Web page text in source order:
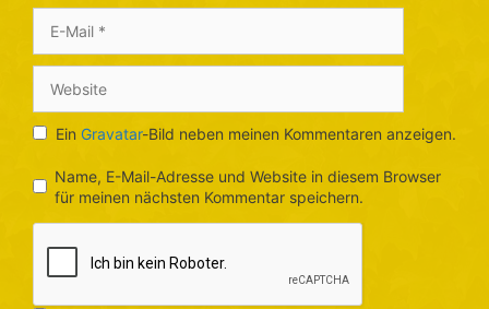
Mail
Ein Gravatar-Bild neben meinen Kommentaren anzeigen.
Name, E-Mail-Adresse und Website in diesem Browser
für meinen nächsten Kommentar speichern.